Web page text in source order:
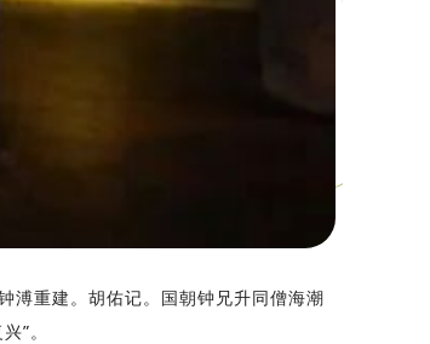
溥重建。胡佑记。国朝钟兄升同僧海潮
”。